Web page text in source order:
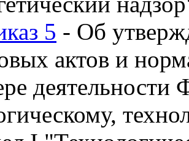
5 - Об
актов и